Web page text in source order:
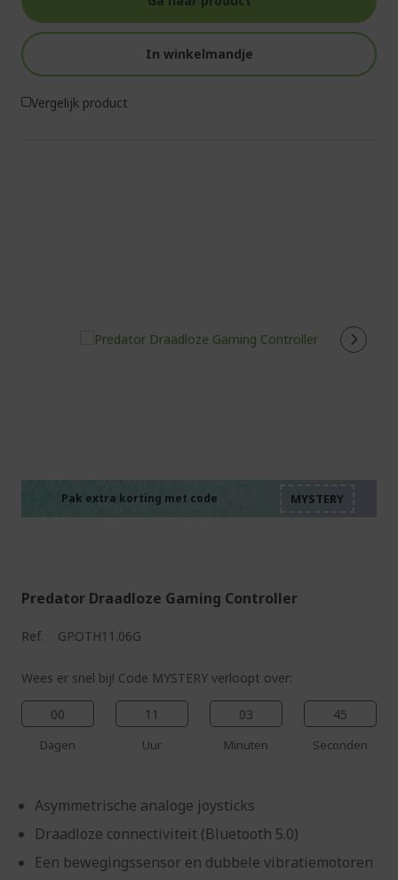
In winkelmandje
Vergelijk product
Pak extra korting met code
Predator Draadloze Gaming Controller
Ref. GP.OTH11.06G
Wees er snel bij! Code MYSTERY verloopt over:
00
Dagen
11
Uur
03
Minuten
44
Seconden
Asymmetrische analoge joysticks
Draadloze connectiviteit (Bluetooth 5.0)
Een bewegingssensor en dubbele vibratiemotoren